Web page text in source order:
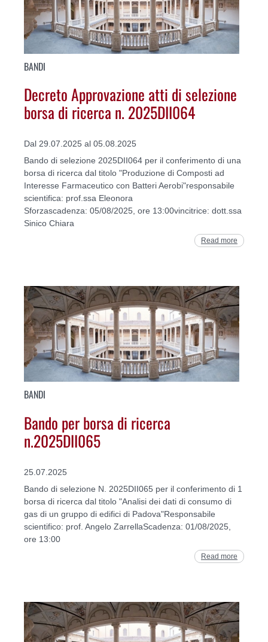
BANDI
Decreto Approvazione atti di selezione
borsa di ricerca n. 2025DII064
Dal 29.07.2025 al 05.08.2025
Bando di selezione 2025DII064 per il conferimento di una
borsa di ricerca dal titolo "Produzione di Composti ad
Interesse Farmaceutico con Batteri Aerobi"responsabile
scientifica: prof.ssa Eleonora
Sforzascadenza: 05/08/2025, ore 13:00vincitrice: dott.ssa
Sinico Chiara
Read more
BANDI
Bando per borsa di ricerca
n.2025DII065
25.07.2025
Bando di selezione N. 2025DII065 per il conferimento di 1
borsa di ricerca dal titolo "Analisi dei dati di consumo di
gas di un gruppo di edifici di Padova"Responsabile
scientifico: prof. Angelo ZarrellaScadenza: 01/08/2025,
ore 13:00
Read more